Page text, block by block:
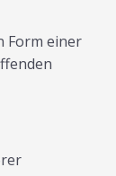
Form einer